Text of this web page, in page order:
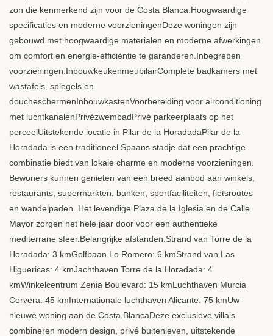
zon die kenmerkend zijn voor de Costa Blanca.Hoogwaardige
specificaties en moderne voorzieningenDeze woningen zijn
gebouwd met hoogwaardige materialen en moderne afwerkingen
om comfort en energie-efficiëntie te garanderen.Inbegrepen
voorzieningen:InbouwkeukenmeubilairComplete badkamers met
wastafels, spiegels en
doucheschermenInbouwkastenVoorbereiding voor airconditioning
met luchtkanalenPrivézwembadPrivé parkeerplaats op het
perceelUitstekende locatie in Pilar de la HoradadaPilar de la
Horadada is een traditioneel Spaans stadje dat een prachtige
combinatie biedt van lokale charme en moderne voorzieningen.
Bewoners kunnen genieten van een breed aanbod aan winkels,
restaurants, supermarkten, banken, sportfaciliteiten, fietsroutes
en wandelpaden. Het levendige Plaza de la Iglesia en de Calle
Mayor zorgen het hele jaar door voor een authentieke
mediterrane sfeer.Belangrijke afstanden:Strand van Torre de la
Horadada: 3 kmGolfbaan Lo Romero: 6 kmStrand van Las
Higuericas: 4 kmJachthaven Torre de la Horadada: 4
kmWinkelcentrum Zenia Boulevard: 15 kmLuchthaven Murcia
Corvera: 45 kmInternationale luchthaven Alicante: 75 kmUw
nieuwe woning aan de Costa BlancaDeze exclusieve villa’s
combineren modern design, privé buitenleven, uitstekende